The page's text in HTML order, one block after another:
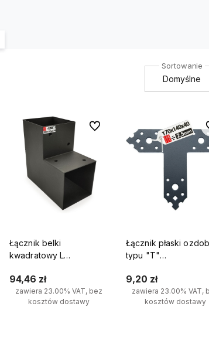
Łącznik belki
kwadratowy L
kantówek 2 końce
94,46 zł
zawiera 23.00% VAT, bez
kosztów dostawy
Do ulubionych
Łącznik płaski
typu "T"
9,20 zł
zawiera 23.00% VAT,
kosztów dostawy